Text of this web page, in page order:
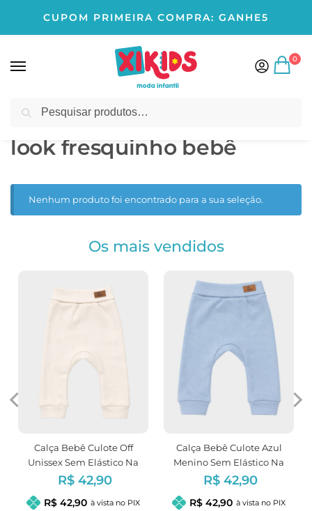
CUPOM PRIMEIRA COMPRA: GANHE5
0
Início Produtos marcados com a tag “look fresquinho bebê”
look fresquinho bebê
Nenhum produto foi encontrado para a sua seleção.
Os mais vendidos
Calça Bebê Culote Off
Unissex Sem Elástico Na
Cintura
R$ 42,90
R$ 42,90 à vista no PIX
Calça Bebê Culote Azul
Menino Sem Elástico Na
Cintura
R$ 42,90
R$ 42,90 à vista no PIX